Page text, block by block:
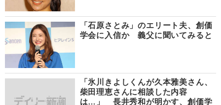
「石原さとみ」のエリート夫、創価
学会に入信か 義父に聞いてみると
「氷川きよしくんが久本雅美さん、
柴田理恵さんに相談した内容
は…」 長井秀和が明かす、創価学